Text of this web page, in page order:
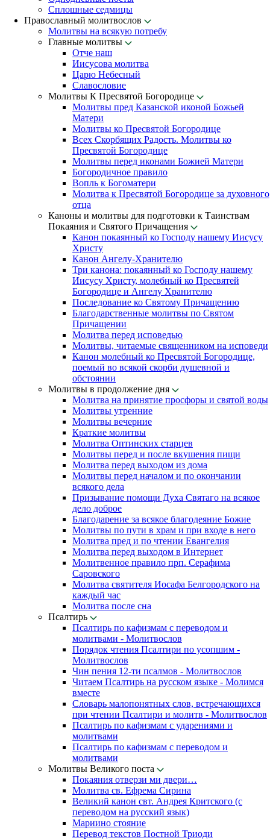
Сплошные седмицы
Православный молитвослов
Молитвы на всякую потребу
Главные молитвы
Отче наш
Иисусова молитва
Царю Небесный
Славословие
Молитвы К Пресвятой Богородице
Молитвы пред Казанской иконой Божьей
Матери
Молитвы ко Пресвятой Богородице
Всех Скорбящих Радость. Молитвы ко
Пресвятой Богородице
Молитвы перед иконами Божией Матери
Богородичное правило
Вопль к Богоматери
Молитва к Пресвятой Богородице за духовного
отца
Каноны и молитвы для подготовки к Таинствам
Покаяния и Святого Причащения
Канон покаянный ко Господу нашему Иисусу
Христу
Канон Ангелу-Хранителю
Три канона: покаянный ко Господу нашему
Иисусу Христу, молебный ко Пресвятей
Богородице и Ангелу Хранителю
Последование ко Святому Причащению
Благодарственные молитвы по Святом
Причащении
Молитва перед исповедью
Молитвы, читаемые священником на исповеди
Канон молебный ко Пресвятой Богородице,
поемый во всякой скорби душевной и
обстоянии
Молитвы в продолжение дня
Молитва на принятие просфоры и святой воды
Молитвы утренние
Молитвы вечерние
Краткие молитвы
Молитва Оптинских старцев
Молитвы перед и после вкушения пищи
Молитва перед выходом из дома
Молитвы перед началом и по окончании
всякого дела
Призывание помощи Духа Святаго на всякое
дело доброе
Благодарение за всякое благодеяние Божие
Молитвы по пути в храм и при входе в него
Молитва пред и по чтении Евангелия
Молитва перед выходом в Интернет
Молитвенное правило прп. Серафима
Саровского
Молитва святителя Иосафа Белгородского на
каждый час
Молитва после сна
Псалтирь
Псалтирь по кафизмам с переводом и
молитвами - Молитвослов
Порядок чтения Псалтири по усопшим -
Молитвослов
Чин пения 12-ти псалмов - Молитвослов
Читаем Псалтирь на русском языке - Молимся
вместе
Словарь малопонятных слов, встречающихся
при чтении Псалтири и молитв - Молитвослов
Псалтирь по кафизмам с ударениями и
молитвами
Псалтирь по кафизмам с переводом и
молитвами
Молитвы Великого поста
Покаяния отверзи ми двери…
Молитва св. Ефрема Сирина
Великий канон свт. Андрея Критского (с
переводом на русский язык)
Мариино стояние
Перевод текстов Постной Триоди